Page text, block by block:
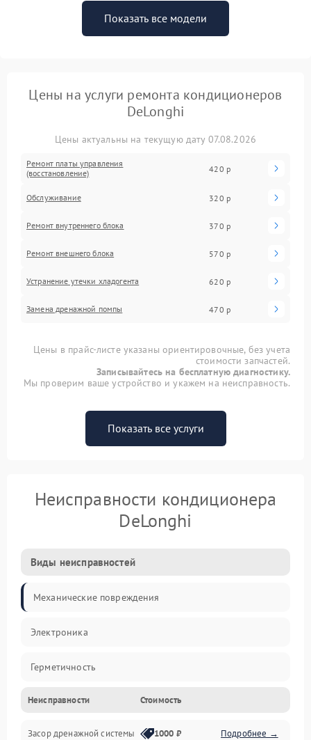
Показать все модели
Цены на услуги ремонта кондиционеров
DeLonghi
Цены актуальны на текущую дату 07.08.2026
Ремонт платы управления
(восстановление)
420 р
Обслуживание 320 р
Ремонт внутреннего блока 370 р
Ремонт внешнего блока 570 р
Устранение утечки хладогента 620 р
Замена дренажной помпы 470 р
Цены в прайс-листе указаны ориентировочные, без учета
стоимости запчастей.
Записывайтесь на бесплатную диагностику.
Мы проверим ваше устройство и укажем на неисправность.
Показать все услуги
Неисправности кондиционера
DeLonghi
Виды неисправностей
Механические повреждения
Электроника
Герметичность
Механика
Управление
Неисправности Стоимость
Засор дренажной системы 1000 ₽ Подробнее →